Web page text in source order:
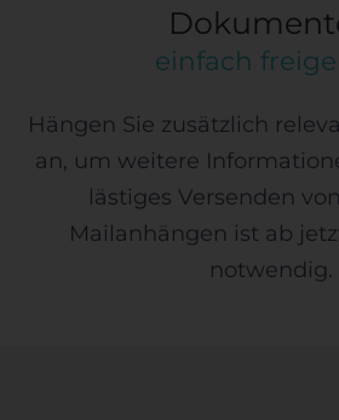
einfach
Hängen Sie zusätzlich
an, um weitere
lästiges Versenden
Mailanhängen ist ab
notwendig.